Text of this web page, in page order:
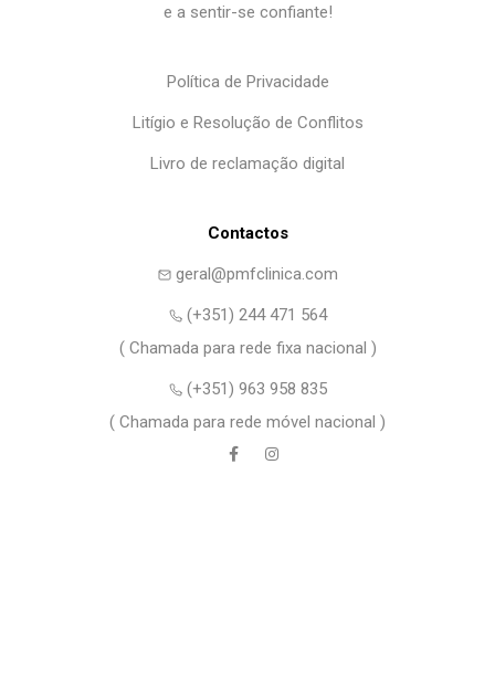
e a sentir-se confiante!
Política de Privacidade
Litígio e Resolução de Conflitos
Livro de reclamação digital
Contactos
geral@pmfclinica.com
(+351) 244 471 564
( Chamada para rede fixa nacional )
(+351) 963 958 835
( Chamada para rede móvel nacional )